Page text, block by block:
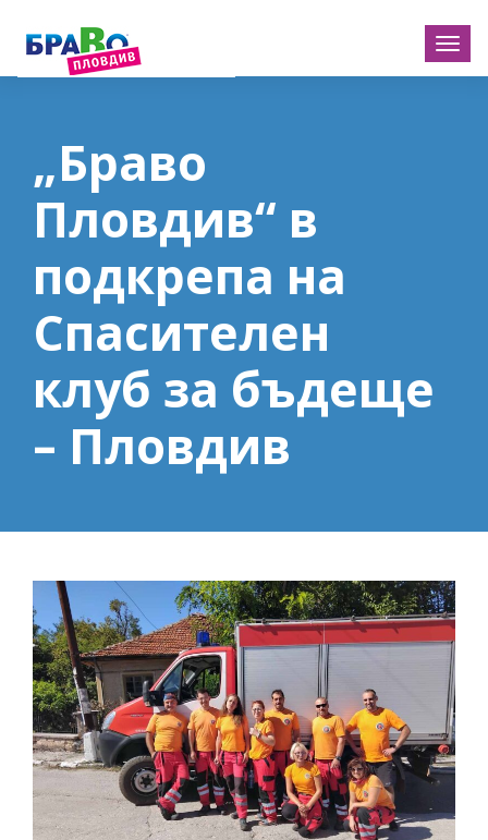
„Браво
Пловдив“ в
подкрепа на
Спасителен
клуб за бъдеще
– Пловдив